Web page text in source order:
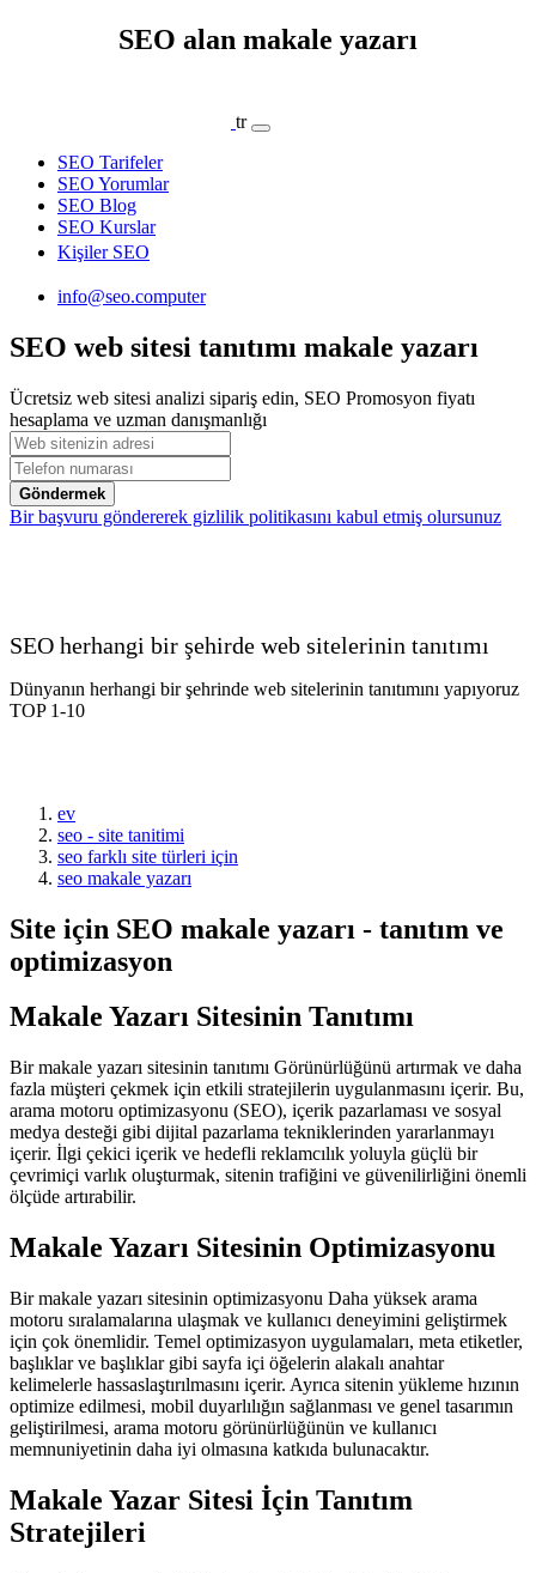
SEO alan makale yazarı
tr
SEO Tarifeler
SEO Yorumlar
SEO Blog
SEO Kurslar
Kişiler SEO
info@seo.computer
SEO web sitesi tanıtımı makale yazarı
Ücretsiz web sitesi analizi sipariş edin, SEO Promosyon fiyatı
hesaplama ve uzman danışmanlığı
Göndermek
Bir başvuru göndererek gizlilik politikasını kabul etmiş olursunuz
SEO herhangi bir şehirde web sitelerinin tanıtımı
Dünyanın herhangi bir şehrinde web sitelerinin tanıtımını yapıyoruz
TOP 1-10
ev
seo - site tanitimi
seo farklı site türleri için
seo makale yazarı
Site için SEO makale yazarı - tanıtım ve
optimizasyon
Makale Yazarı Sitesinin Tanıtımı
Bir makale yazarı sitesinin tanıtımı Görünürlüğünü artırmak ve daha
fazla müşteri çekmek için etkili stratejilerin uygulanmasını içerir. Bu,
arama motoru optimizasyonu (SEO), içerik pazarlaması ve sosyal
medya desteği gibi dijital pazarlama tekniklerinden yararlanmayı
içerir. İlgi çekici içerik ve hedefli reklamcılık yoluyla güçlü bir
çevrimiçi varlık oluşturmak, sitenin trafiğini ve güvenilirliğini önemli
ölçüde artırabilir.
Makale Yazarı Sitesinin Optimizasyonu
Bir makale yazarı sitesinin optimizasyonu Daha yüksek arama
motoru sıralamalarına ulaşmak ve kullanıcı deneyimini geliştirmek
için çok önemlidir. Temel optimizasyon uygulamaları, meta etiketler,
başlıklar ve başlıklar gibi sayfa içi öğelerin alakalı anahtar
kelimelerle hassaslaştırılmasını içerir. Ayrıca sitenin yükleme hızının
optimize edilmesi, mobil duyarlılığın sağlanması ve genel tasarımın
geliştirilmesi, arama motoru görünürlüğünün ve kullanıcı
memnuniyetinin daha iyi olmasına katkıda bulunacaktır.
Makale Yazar Sitesi İçin Tanıtım
Stratejileri